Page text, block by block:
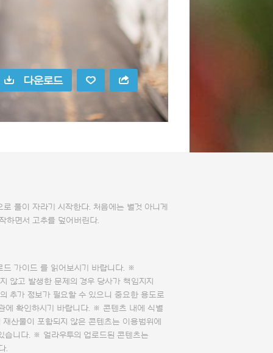
다운로드
풀이 자라기 시작한다. 처음에는 별것 아니게
하면서 고추를 덮어버린다.
드 가이드 를 읽어보시기 바랍니다. ※
않고 발생한 문제의 경우 당사가 책임지지
추가 정보가 필요할 수 있으니 중요한 용도로
에 확인하시기 바랍니다. ※ 콘텐츠 내에 식별
산물이 포함되지 않은 콘텐츠는 이용범위에
습니다. ※ 얼라우투의 업로드된 콘텐츠는
.